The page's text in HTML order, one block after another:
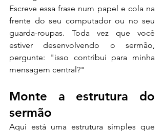
Escreve essa frase num papel e cola na
frente do seu computador ou no seu
guarda-roupas. Toda vez que você
estiver desenvolvendo o sermão,
pergunte: "isso contribui para minha
mensagem central?"
Monte a estrutura do
sermão
Aqui está uma estrutura simples que